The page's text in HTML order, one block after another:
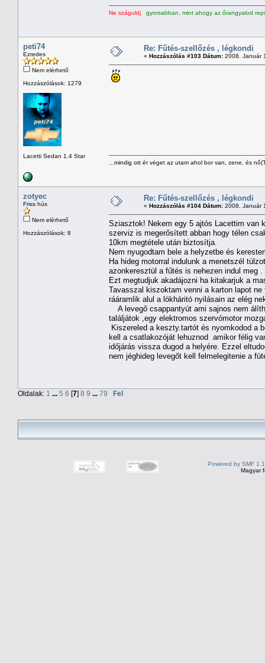
Ne száguldj gyorsabban, mint ahogy az őrangyalod
peti74
Ezredes
Nem elérhető
Hozzászólások: 1279
Lacetti Sedan 1.4 Star
Re: Fűtés-szellőzés , légkondi
« Hozzászólás #103 Dátum: 2008. Január
...mindig ott ér véget az utam ahol bor van, zene, és
zotyec
Friss hús
Nem elérhető
Hozzászólások: 8
Re: Fűtés-szellőzés , légkondi
« Hozzászólás #104 Dátum: 2008. Január
Sziasztok! Nekem egy 5 ajtós Lacettim van
szerviz is megerősített abban hogy télen
10km megtétele után biztosítja.
Nem nyugodtam bele a helyzetbe és
Ha hideg motorral indulunk a menetszél
azonkeresztül a fűtés is nehezen indul meg .
Ezt megtudjuk akadájozni ha kitakarjuk a
Tavasszal kiszoktam venni a karton lapot
rááramlik alul a lökháritó nyilásain az elég
A levegő csappantyút ami sajnos nem
találjátok ,egy elektromos szervómotor
Kiszereled a keszty.tartót és nyomkodod a
kell a csatlakozóját lehuznod amikor félig
időjárás vissza dugod a helyére. Ezzel
nem jéghideg levegőt kell felmelegitenie a
Oldalak: 1 ... 5 6 [7] 8 9 ... 79 Fel
Powered by SMF
Magyar